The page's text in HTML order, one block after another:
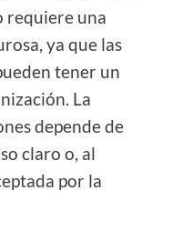
requiere una
ya que las
tener un
La
depende de
claro o, al
por la